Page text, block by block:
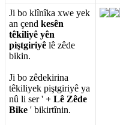
Ji bo klînîka xwe yek
an çend kesên
têkiliyê yên
piştgiriyê lê zêde
bikin.
Ji bo zêdekirina
têkiliyek piştgiriyê ya
nû li ser ' + Lê Zêde
Bike ' bikirtînin.